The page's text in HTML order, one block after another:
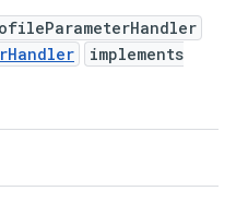
implements